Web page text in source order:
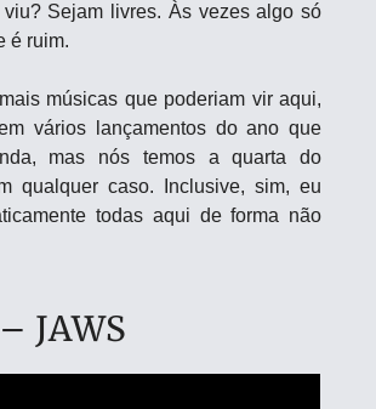
viu? Sejam livres. Às vezes algo só
é ruim.
músicas que poderiam vir aqui,
vários lançamentos do ano que
mas nós temos a quarta do
qualquer caso. Inclusive, sim, eu
todas aqui de forma não
JAWS